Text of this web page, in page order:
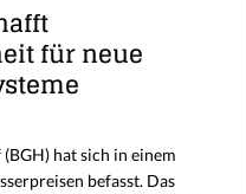
für neue
hat sich in einem
befasst. Das